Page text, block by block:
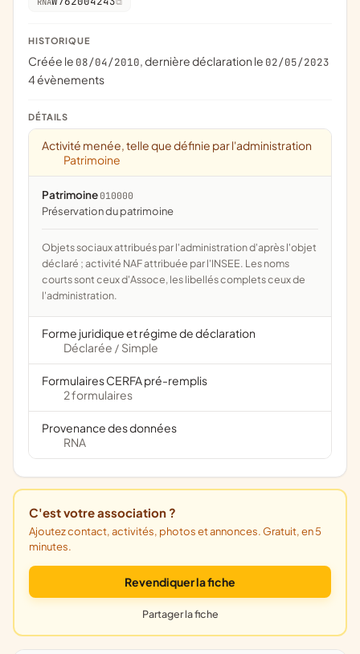
HISTORIQUE
Créée le 08/04/2010, dernière déclaration le 02/05/2023
4 évènements
DÉTAILS
Activité menée, telle que définie par l'administration
Patrimoine
Patrimoine 010000
préservation du patrimoine
Objets sociaux attribués par l'administration d'après l'objet
déclaré ; activité NAF attribuée par l'INSEE. Les noms
courts sont ceux d'Assoce, les libellés complets ceux de
l'administration.
Forme juridique et régime de déclaration
Déclarée / Simple
Formulaires CERFA pré-remplis
2 formulaires
Provenance des données
RNA
C'est votre association ?
Ajoutez contact, activités, photos et annonces. Gratuit, en 5
minutes.
Revendiquer la fiche
Partager la fiche